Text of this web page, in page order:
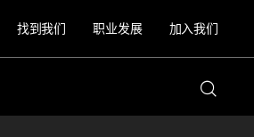
找到我们 职业发展 加入我们